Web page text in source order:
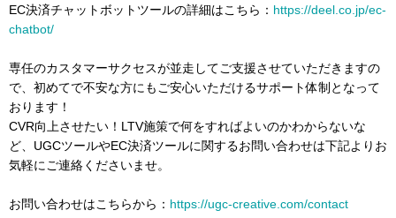
EC決済チャットボットツールの詳細はこちら： https://deel.co.jp/ec-
chatbot/
専任のカスタマーサクセスが並走してご支援させていただきますの
で、初めてで不安な方にもご安心いただけるサポート体制となって
おります！
CVR向上させたい！LTV施策で何をすればよいのかわからないな
ど、UGCツールやEC決済ツールに関するお問い合わせは下記よりお
気軽にご連絡くださいませ。
お問い合わせはこちらから： https://ugc-creative.com/contact